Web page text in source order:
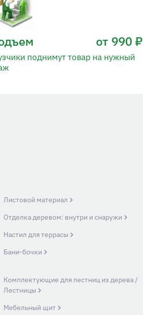
от 990 ₽
поднимут товар на нужный
Листовой материал
Отделка деревом: внутри и снаружи
Настил для террасы
Бани-бочки
Комплектующие для лестниц из дерева /
Лестницы
Мебельный щит